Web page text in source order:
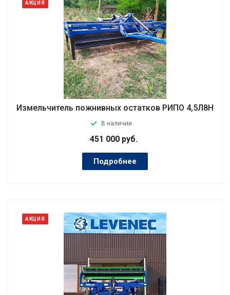
АКЦИЯ
Измельчитель пожнивных остатков РИПО 4,5Л8Н
В наличии
451 000 руб.
Подробнее
АКЦИЯ